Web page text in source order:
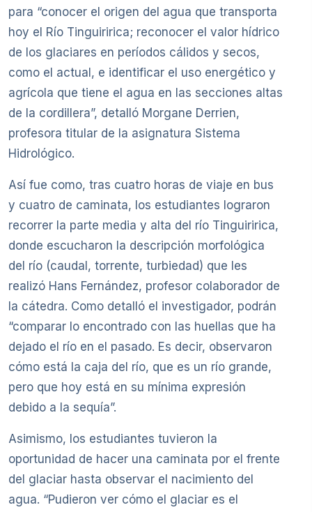
para “conocer el origen del agua que transporta
hoy el Río Tinguiririca; reconocer el valor hídrico
de los glaciares en períodos cálidos y secos,
como el actual, e identificar el uso energético y
agrícola que tiene el agua en las secciones altas
de la cordillera”, detalló Morgane Derrien,
profesora titular de la asignatura Sistema
Hidrológico.
Así fue como, tras cuatro horas de viaje en bus
y cuatro de caminata, los estudiantes lograron
recorrer la parte media y alta del río Tinguiririca,
donde escucharon la descripción morfológica
del río (caudal, torrente, turbiedad) que les
realizó Hans Fernández, profesor colaborador de
la cátedra. Como detalló el investigador, podrán
“comparar lo encontrado con las huellas que ha
dejado el río en el pasado. Es decir, observaron
cómo está la caja del río, que es un río grande,
pero que hoy está en su mínima expresión
debido a la sequía”.
Asimismo, los estudiantes tuvieron la
oportunidad de hacer una caminata por el frente
del glaciar hasta observar el nacimiento del
agua. “Pudieron ver cómo el glaciar es el